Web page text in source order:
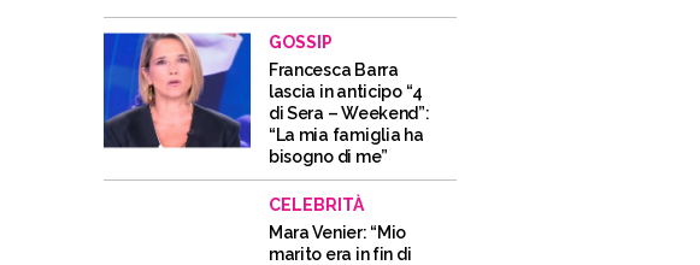
GOSSIP
Francesca Barra
lascia in anticipo “4
di Sera – Weekend”:
“La mia famiglia ha
bisogno di me”
CELEBRITÀ
Mara Venier: “Mio
marito era in fin di